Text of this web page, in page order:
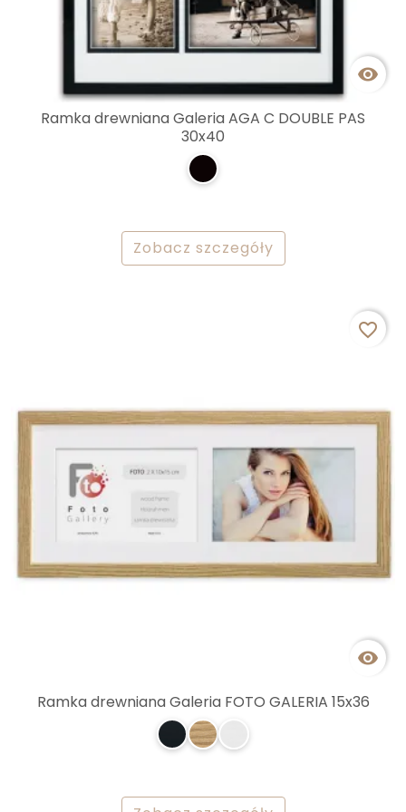

Ramka drewniana Galeria AGA C DOUBLE PAS
30x40
Zobacz szczegóły

favorite_border
Ramka drewniana Galeria FOTO GALERIA 15x36